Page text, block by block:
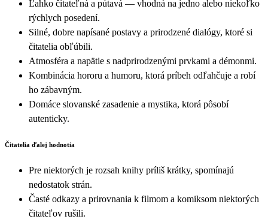
Ľahko čitateľná a pútavá — vhodná na jedno alebo niekoľko
rýchlych posedení.
Silné, dobre napísané postavy a prirodzené dialógy, ktoré si
čitatelia obľúbili.
Atmosféra a napätie s nadprirodzenými prvkami a démonmi.
Kombinácia hororu a humoru, ktorá príbeh odľahčuje a robí
ho zábavným.
Domáce slovanské zasadenie a mystika, ktorá pôsobí
autenticky.
Čitatelia ďalej hodnotia
Pre niektorých je rozsah knihy príliš krátky, spomínajú
nedostatok strán.
Časté odkazy a prirovnania k filmom a komiksom niektorých
čitateľov rušili.